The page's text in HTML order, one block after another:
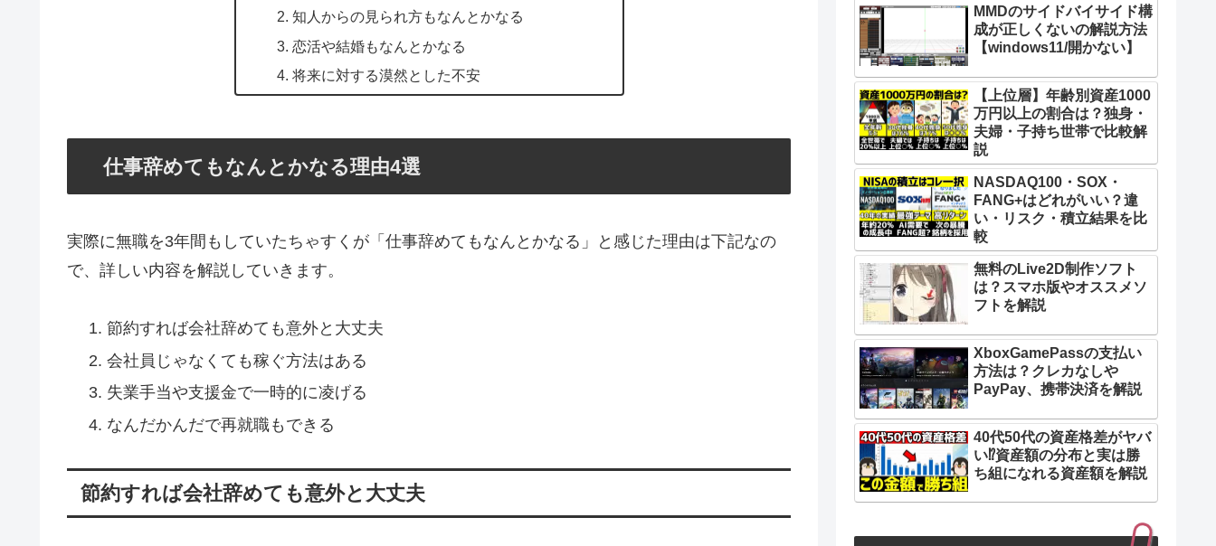
知人からの見られ方もなんとかなる
恋活や結婚もなんとかなる
将来に対する漠然とした不安
仕事辞めてもなんとかなる理由4選
実際に無職を3年間もしていたちゃすくが「仕事辞めてもなんとかなる」と感じた理由は下記なの
で、詳しい内容を解説していきます。
節約すれば会社辞めても意外と大丈夫
会社員じゃなくても稼ぐ方法はある
失業手当や支援金で一時的に凌げる
なんだかんだで再就職もできる
節約すれば会社辞めても意外と大丈夫
MMDのサイドバイサイド構
成が正しくないの解説方法
【windows11/開かない】
【上位層】年齢別資産1000
万円以上の割合は？独身・
夫婦・子持ち世帯で比較解
説
NASDAQ100・SOX・
FANG+はどれがいい？違
い・リスク・積立結果を比
較
無料のLive2D制作ソフト
は？スマホ版やオススメソ
フトを解説
XboxGamePassの支払い
方法は？クレカなしや
PayPay、携帯決済を解説
40代50代の資産格差がヤバ
い⁉︎資産額の分布と実は勝
ち組になれる資産額を解説